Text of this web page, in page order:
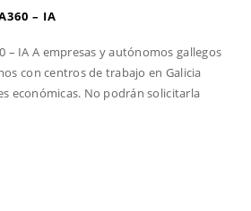
– IA
– IA A empresas y autónomos gallegos
con centros de trabajo en Galicia
económicas. No podrán solicitarla